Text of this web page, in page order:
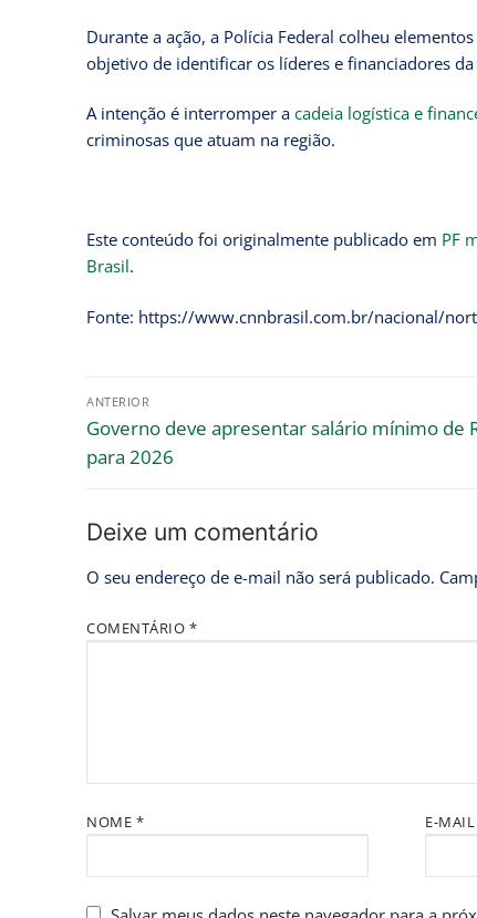
Durante a ação, a Polícia Federal colheu
objetivo de identificar os líderes e financiadores
A intenção é interromper a cadeia logística e
criminosas que atuam na região.
Este conteúdo foi originalmente publicado em PF
Brasil.
Fonte: https://www.cnnbrasil.com.br/nacional/
ANTERIOR
Governo deve apresentar salário mínimo de
para 2026
Deixe um comentário
O seu endereço de e-mail não será publicado.
COMENTÁRIO *
NOME * E-MAIL